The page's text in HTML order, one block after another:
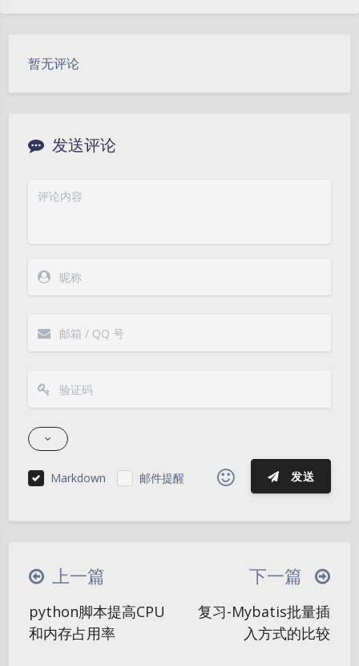
Sans Serif Serif
暂无评论
发送评论
Markdown 邮件提醒 发送
|´・ω・)ノ ヾ(≧∇≦*)ゝ
(☆ω☆)
∠( ᐛ 」∠)＿
୧(๑•̀⌄•́๑)૭
(ノ°ο°)ノ
(´இ皿இ｀)
上一篇
python脚本提高CPU
和内存占用率
下一篇
复习-Mybatis批量插
入方式的比较